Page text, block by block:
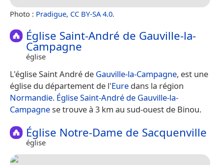
Photo : Pradigue, CC BY-SA 4.0.
Église Saint-André de Gauville-la-
Campagne
église
L'église Saint André de Gauville-la-Campagne, est une
église du département de l'Eure dans la région
Normandie. Église Saint-André de Gauville-la-
Campagnese trouve à 3 km au sud-ouest de Binou.
Église Notre-Dame de Sacquenville
église